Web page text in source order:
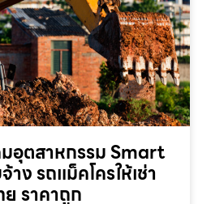
มอุตสาหกรรม Smart
ง รถแม็คโครให้เช่า
ราคาถูก